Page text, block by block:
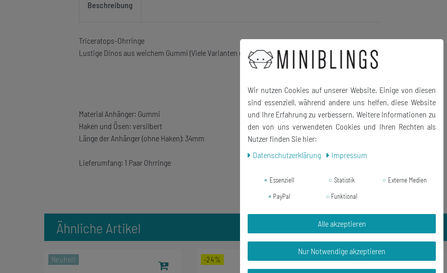
Beschreibung
Triceratops-Ohrringe
Lustige Dinos aus weichem Gummi (Viele Varianten und auch als Charm im Shop!)
Material Anhänger: Gummi
Haken und Ösen: versilbert
Länge der Anhänger (ohne Haken): 34mm
Lieferumfang: 1 Paar Ohrringe
Ähnliche Artikel
Neuheit -24% -24%
Wir nutzen Cookies auf unserer Website. Einige von diesen
sind essenziell, während andere uns helfen, diese Website
und Ihre Erfahrung zu verbessern. Weitere Informationen zu
den von uns verwendeten Cookies und Ihren Rechten als
Nutzer finden Sie hier:
Daten­schutz­erklärung
Impressum
Essenziell Statistik
Externe Medien
PayPal
Funktional
Alle akzeptieren
Nur Notwendige akzeptieren